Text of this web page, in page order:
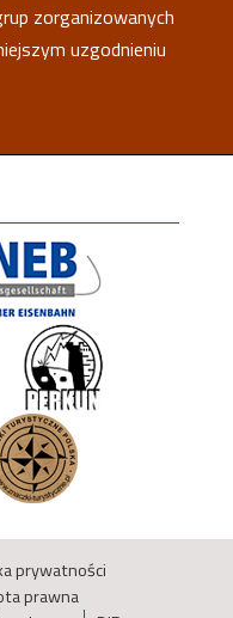
zorganizowanych
uzgodnieniu
prywatności
prawna